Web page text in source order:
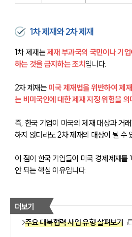
1차 제재와 2차 제재
1차 제재는 제재 부과국의 국민이나 기
하는 것을 금지하는 조치 입니다.
2차 제재는 미국 제재법을 위반하여 제
는 비미국인에 대한 제재 지정 위험을 의
즉, 한국 기업이 미국의 제재 대상과 거
하지 않더라도 2차 제재의 대상이 될 수
이 점이 한국 기업들이 미국 경제제재를
안 되는 핵심 이유입니다.
더보기
주요 대북협력 사업 유형 살펴보기